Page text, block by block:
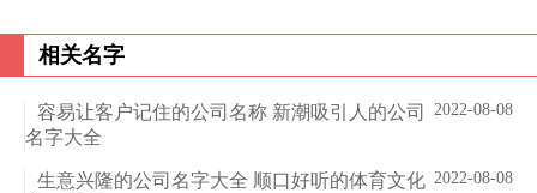
相关名字
2022-08-08
容易让客户记住的公司名称 新潮吸引人的公司
名字大全
2022-08-08
生意兴隆的公司名字大全 顺口好听的体育文化